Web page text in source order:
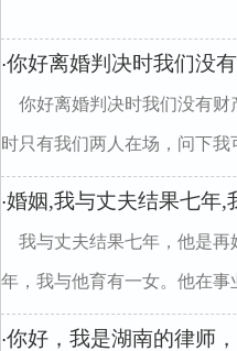
·你好离婚判决时我们没
你好离婚判决时我们没有
时只有我们两人在场，问下我
·婚姻,我与丈夫结果七年,
我与丈夫结果七年，他是
年，我与他育有一女。他在事
·你好，我是湖南的律师